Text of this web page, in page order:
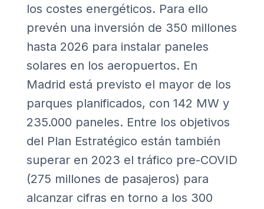
los costes energéticos. Para ello
prevén una inversión de 350 millones
hasta 2026 para instalar paneles
solares en los aeropuertos. En
Madrid está previsto el mayor de los
parques planificados, con 142 MW y
235.000 paneles. Entre los objetivos
del Plan Estratégico están también
superar en 2023 el tráfico pre-COVID
(275 millones de pasajeros) para
alcanzar cifras en torno a los 300